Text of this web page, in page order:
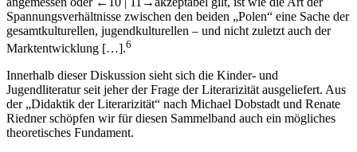
Spannungsverhältnisse zwischen den beiden „Polen“ eine Sache der
gesamtkulturellen, jugendkulturellen – und nicht zuletzt auch der
Marktentwicklung […].6
Innerhalb dieser Diskussion sieht sich die Kinder- und
Jugendliteratur seit jeher der Frage der Literarizität ausgeliefert. Aus
der „Didaktik der Literarizität“ nach Michael Dobstadt und Renate
Riedner schöpfen wir für diesen Sammelband auch ein mögliches
theoretisches Fundament.